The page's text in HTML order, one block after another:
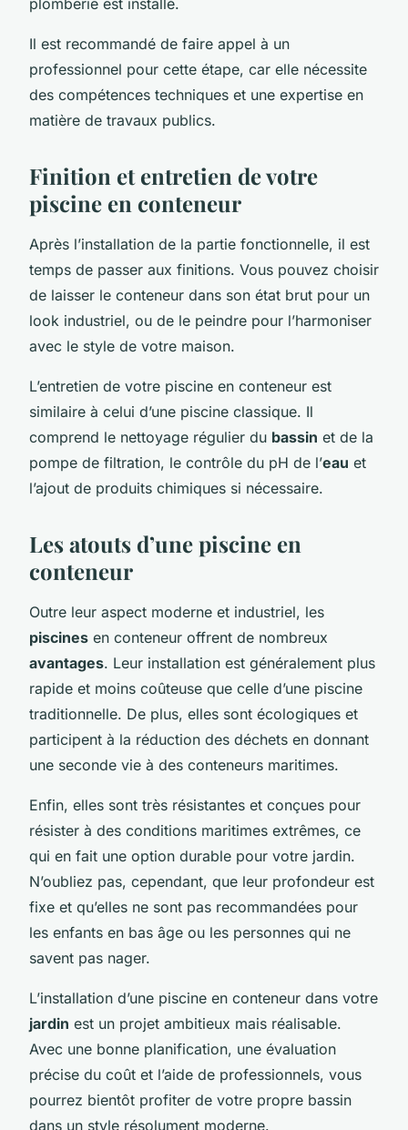
Il est recommandé de faire appel à un
professionnel pour cette étape, car elle nécessite
des compétences techniques et une expertise en
matière de travaux publics.
Finition et entretien de votre
piscine en conteneur
Après l’installation de la partie fonctionnelle, il est
temps de passer aux finitions. Vous pouvez choisir
de laisser le conteneur dans son état brut pour un
look industriel, ou de le peindre pour l’harmoniser
avec le style de votre maison.
L’entretien de votre piscine en conteneur est
similaire à celui d’une piscine classique. Il
comprend le nettoyage régulier du bassin et de la
pompe de filtration, le contrôle du pH de l’eau et
l’ajout de produits chimiques si nécessaire.
Les atouts d’une piscine en
conteneur
Outre leur aspect moderne et industriel, les
piscines en conteneur offrent de nombreux
avantages. Leur installation est généralement plus
rapide et moins coûteuse que celle d’une piscine
traditionnelle. De plus, elles sont écologiques et
participent à la réduction des déchets en donnant
une seconde vie à des conteneurs maritimes.
Enfin, elles sont très résistantes et conçues pour
résister à des conditions maritimes extrêmes, ce
qui en fait une option durable pour votre jardin.
N’oubliez pas, cependant, que leur profondeur est
fixe et qu’elles ne sont pas recommandées pour
les enfants en bas âge ou les personnes qui ne
savent pas nager.
L’installation d’une piscine en conteneur dans votre
jardin est un projet ambitieux mais réalisable.
Avec une bonne planification, une évaluation
précise du coût et l’aide de professionnels, vous
pourrez bientôt profiter de votre propre bassin
dans un style résolument moderne.